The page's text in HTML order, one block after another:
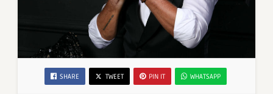
SHARE TWEET PIN IT WHATSAPP